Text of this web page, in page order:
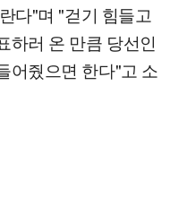
다"며 "걷기 힘들고
하러 온 만큼 당선인
어줬으면 한다"고 소